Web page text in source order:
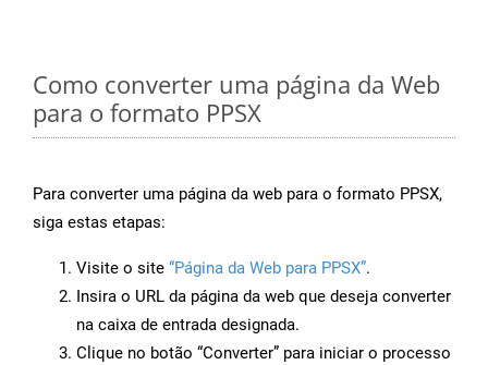
Como converter uma página da Web
para o formato PPSX
Para converter uma página da web para o formato PPSX,
siga estas etapas:
Visite o site “Página da Web para PPSX”.
Insira o URL da página da web que deseja converter
na caixa de entrada designada.
Clique no botão “Converter” para iniciar o processo